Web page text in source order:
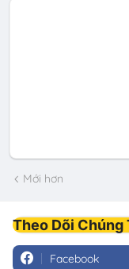
Mới hơn
Theo Dõi Chúng
Facebook